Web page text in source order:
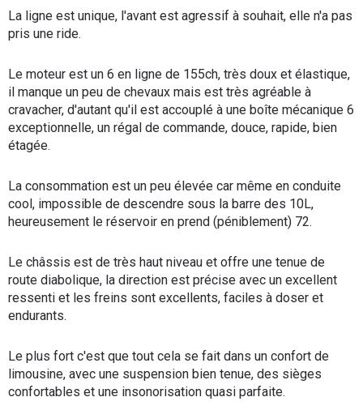
Forum
Moto
Marques
La ligne est unique, l'avant est agressif à souhait, elle n'a pas
pris une ride.
Le moteur est un 6 en ligne de 155ch, très doux et élastique,
il manque un peu de chevaux mais est très agréable à
cravacher, d'autant qu'il est accouplé à une boîte mécanique 6
exceptionnelle, un régal de commande, douce, rapide, bien
étagée.
La consommation est un peu élevée car même en conduite
cool, impossible de descendre sous la barre des 10L,
heureusement le réservoir en prend (péniblement) 72.
Le châssis est de très haut niveau et offre une tenue de
route diabolique, la direction est précise avec un excellent
ressenti et les freins sont excellents, faciles à doser et
endurants.
Le plus fort c'est que tout cela se fait dans un confort de
limousine, avec une suspension bien tenue, des sièges
confortables et une insonorisation quasi parfaite.